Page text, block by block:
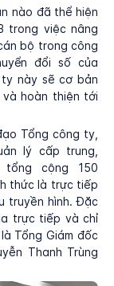
nào đã thể hiện
trong việc nâng
bộ trong công
đổi số của
ty này sẽ cơ bản
và hoàn thiện tới
Tổng công ty,
lý cấp trung,
tổng cộng 150
thức là trực tiếp
truyền hình. Đặc
trực tiếp và chỉ
Tổng Giám đốc
Thanh Trùng